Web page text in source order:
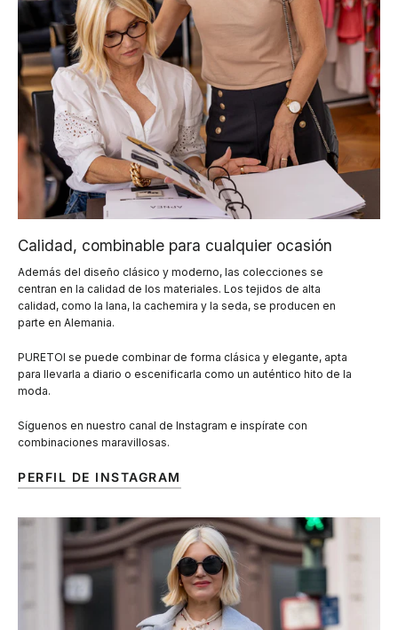
Calidad, combinable para cualquier ocasión
Además del diseño clásico y moderno, las colecciones se
centran en la calidad de los materiales. Los tejidos de alta
calidad, como la lana, la cachemira y la seda, se producen en
parte en Alemania.
PURETOI se puede combinar de forma clásica y elegante, apta
para llevarla a diario o escenificarla como un auténtico hito de la
moda.
Síguenos en nuestro canal de Instagram e inspírate con
combinaciones maravillosas.
PERFIL DE INSTAGRAM